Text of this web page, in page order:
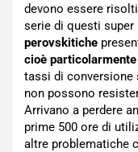
devono essere
serie di questi
perovskitiche
cioè
tassi di conversione
non possono
Arrivano a perdere
prime 500 ore di
altre problematiche